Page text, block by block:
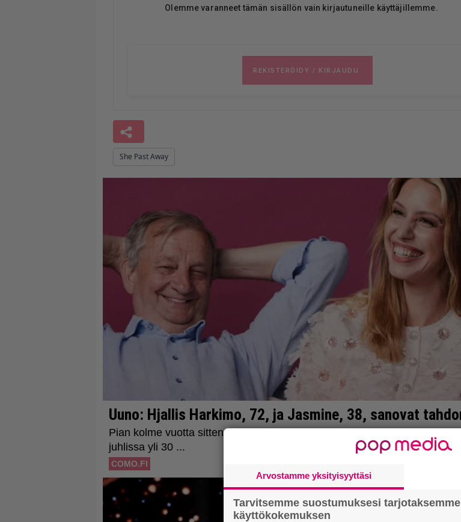
She Past Away
Arvostamme yksityisyyttäsi
Tarvitsemme suostumuksesi
käyttökokemuksen